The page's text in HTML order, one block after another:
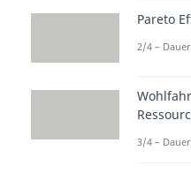
Pareto
2/4 –
3/4 –